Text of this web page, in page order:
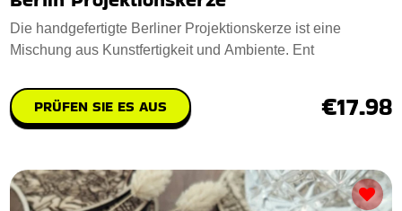
Die handgefertigte Berliner Projektionskerze ist eine
Mischung aus Kunstfertigkeit und Ambiente. Ent
PRÜFEN SIE ES AUS €17.98